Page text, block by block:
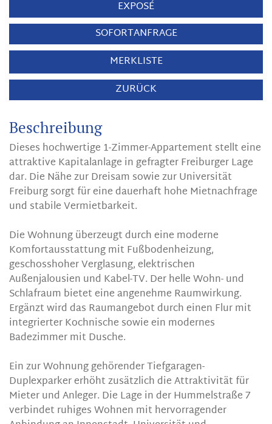
EXPOSÉ
SOFORTANFRAGE
MERKLISTE
ZURÜCK
Beschreibung
Dieses hochwertige 1-Zimmer-Appartement stellt eine
attraktive Kapitalanlage in gefragter Freiburger Lage
dar. Die Nähe zur Dreisam sowie zur Universität
Freiburg sorgt für eine dauerhaft hohe Mietnachfrage
und stabile Vermietbarkeit.
Die Wohnung überzeugt durch eine moderne
Komfortausstattung mit Fußbodenheizung,
geschosshoher Verglasung, elektrischen
Außenjalousien und Kabel-TV. Der helle Wohn- und
Schlafraum bietet eine angenehme Raumwirkung.
Ergänzt wird das Raumangebot durch einen Flur mit
integrierter Kochnische sowie ein modernes
Badezimmer mit Dusche.
Ein zur Wohnung gehörender Tiefgaragen-
Duplexparker erhöht zusätzlich die Attraktivität für
Mieter und Anleger. Die Lage in der Hummelstraße 7
verbindet ruhiges Wohnen mit hervorragender